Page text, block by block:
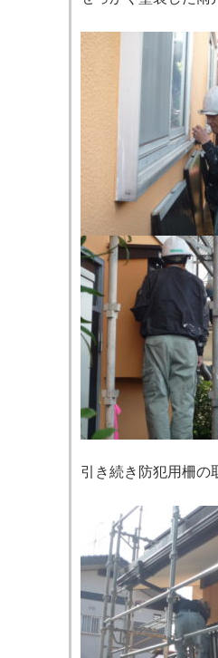
引き続き防犯用柵の